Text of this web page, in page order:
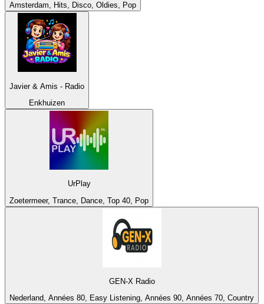
Amsterdam, Hits, Disco, Oldies, Pop
Javier & Amis - Radio
Enkhuizen
UrPlay
Zoetermeer, Trance, Dance, Top 40, Pop
GEN-X Radio
Nederland, Années 80, Easy Listening, Années 90, Années 70, Country